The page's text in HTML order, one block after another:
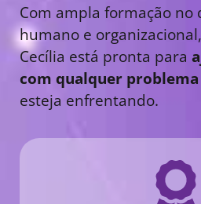
Com ampla formação no
humano e
Cecília está pronta para
com qualquer
esteja enfrentando.